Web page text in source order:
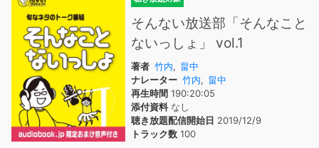
そんない放送部「そんなこと
ないっしょ」 vol.1
著者 竹内, 畠中
ナレーター 竹内, 畠中
再生時間 190:20:05
添付資料なし
聴き放題配信開始日 2019/12/9
トラック数 100